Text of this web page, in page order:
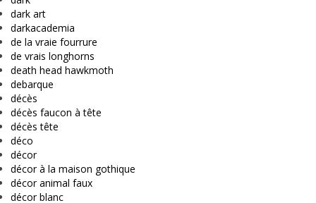
dark art
darkacademia
de la vraie fourrure
de vrais longhorns
death head hawkmoth
debarque
décès
décès faucon à tête
décès tête
déco
décor
décor à la maison gothique
décor animal faux
décor blanc